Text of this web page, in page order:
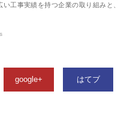
い工事実績を持つ企業の取り組みと、
google+ はてブ